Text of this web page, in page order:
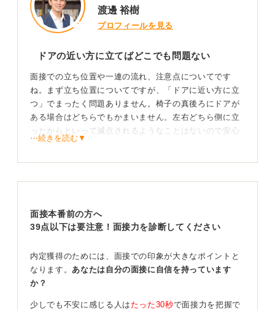
渡邊 裕樹
プロフィールを見る
ドアの近い方に立てばどこでも問題ない
面接での立ち位置や一連の流れ、注意点についてです
ね。まず立ち位置についてですが、「ドアに近い方に立
つ」でまったく問題ありません。椅子の真後ろにドアが
ある場合はどちらでもかまいません。左右どちら側に立
ったからといって減点されるようなことはないので安心
してください。
次に、入室から着席までの流れについてです。まず面接
るはずなので、ドアを開けて「失礼します」と一礼して
入室します。
静かにドアを閉めて椅子のそばまで進み、姿勢良く椅子
の横に立ちます。面接官から「どうぞ」と着席を促され
るので着席します。
そして面接が終わると「以上になりますので、どうぞご
⋯続きを読む▼
面接本番前の方へ
39点以下は要注意！面接力を診断してください
内定獲得のためには、面接での印象が大きなポイントと
なります。 あなたは自分の面接に自信を持っています
か？
少しでも不安に感じる人は たった30秒で面接力を把握で